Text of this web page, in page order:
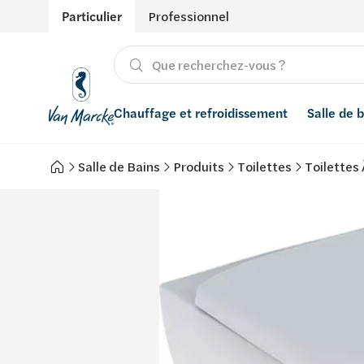
Particulier Professionnel
Chauffage et refroidissement
Chauffage
Salle de
Produits
Énergies renouvelables
Récupération de l'eau de pluie
Adoucisseurs d’eau
Salle de Bains Produits Toilettes Toilettes